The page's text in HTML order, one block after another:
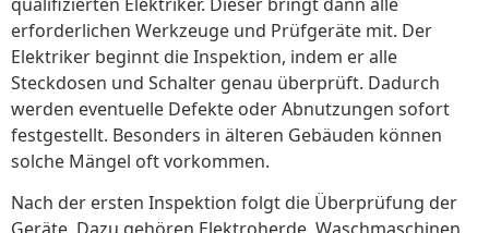
erforderlichen Werkzeuge und Prüfgeräte mit. Der
Elektriker beginnt die Inspektion, indem er alle
Steckdosen und Schalter genau überprüft. Dadurch
werden eventuelle Defekte oder Abnutzungen sofort
festgestellt. Besonders in älteren Gebäuden können
solche Mängel oft vorkommen.
Nach der ersten Inspektion folgt die Überprüfung der